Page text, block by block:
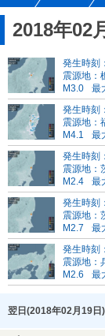
2018年02
発生時刻
震源地：
M3.0
最
発生時刻
震源地：
M4.1
最
発生時刻
震源地：
M2.4
最
発生時刻
震源地：
M2.7
最
発生時刻
震源地：
M2.6
最
翌日(2018年02月19日